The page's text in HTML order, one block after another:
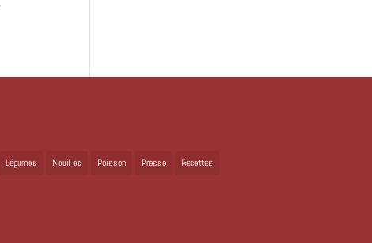
Légumes Nouilles Poisson Presse Recettes